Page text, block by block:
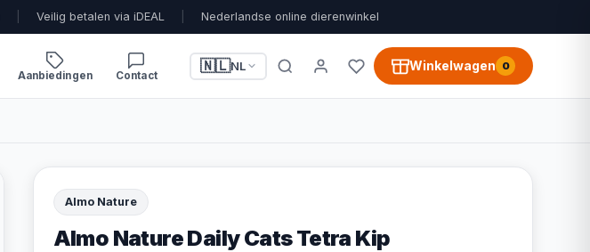
Veilig betalen via iDEAL Nederlandse online dierenwinkel
Aanbiedingen Contact
🇳🇱NL Winkelwagen 0
Almo Nature
Almo Nature Daily Cats Tetra Kip